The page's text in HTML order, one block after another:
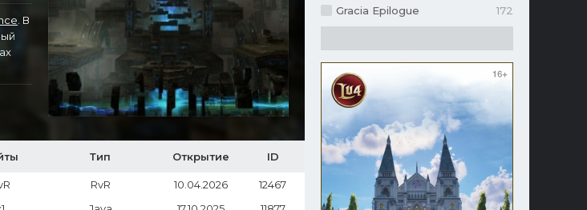
. В
Тип Открытие ID
RvR 10.04.2026
12467
Gracia Epilogue
172